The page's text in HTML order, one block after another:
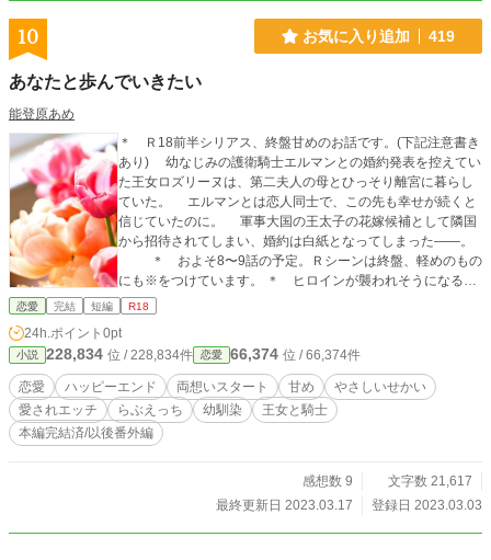
紙はCanvaさまで作成した画像を使用しております。 ＊ 一
部抜粋して改稿したものを別サイトさまに別名義別タイトル
10 お気に入り追加 419
あなたと歩んでいきたい
能登原あめ
＊ Ｒ18前半シリアス、終盤甘めのお話です。(下記注意書き
あり) 幼なじみの護衛騎士エルマンとの婚約発表を控えてい
た王女ロズリーヌは、第二夫人の母とひっそり離宮に暮らし
ていた。 エルマンとは恋人同士で、この先も幸せが続くと
信じていたのに。 軍事大国の王太子の花嫁候補として隣国
から招待されてしまい、婚約は白紙となってしまった――。
にも※をつけています。 ＊ ヒロインが襲われそうになる描
写がありますので苦手な方はご注意を。 ＊ Canvaさまで作
恋愛 完結 短編 R18
24h.ポイント 0pt
小説 228,834 位 / 228,834件 恋愛 66,374 位 / 66,374件
恋愛 ハッピーエンド 両想いスタート 甘め
やさしいせかい
愛されエッチ
らぶえっち 幼馴染
王女と騎士
本編完結済/以後番外編
感想数 9
文字数 21,617
最終更新日 2023.03.17
登録日 2023.03.03